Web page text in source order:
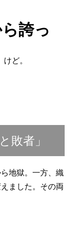
誇っ
けど。
敗者」
地獄。一方、織
ました。その両